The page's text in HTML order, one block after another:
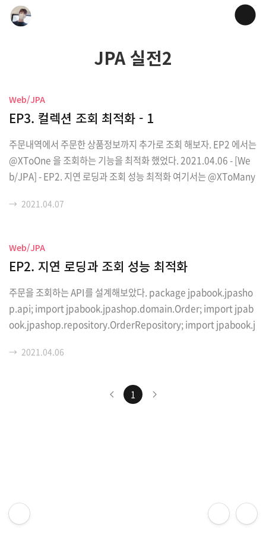
JPA 실전2
Web/JPA
EP3. 컬렉션 조회 최적화 - 1
주문내역에서 주문한 상품정보까지 추가로 조회 해보자. EP2 에서는
@XToOne 을 조회하는 기능을 최적화 했었다. 2021.04.06 - [We
b/JPA] - EP2. 지연 로딩과 조회 성능 최적화 여기서는 @XToMany
티에서 컬렉션인 OrderItem과 OrderItem의 Item이 필요하다. It
pashop.domain; import lombok.AccessLevel; import lomb
ok.Getter; import lombok.NoArgsConstructor; import lomb
ok.Setter; import javax.persistence..
→ 2021.04.07
Web/JPA
EP2. 지연 로딩과 조회 성능 최적화
주문을 조회하는 API를 설계해보았다. package jpabook.jpasho
p.api; import jpabook.jpashop.domain.Order; import jpab
ook.jpashop.repository.OrderRepository; import jpabook.j
ArgsConstructor; import org.springframework.web.bind.an
nd.annotation.RestController; import java.util.List; /** * XT
→ 2021.04.06
1